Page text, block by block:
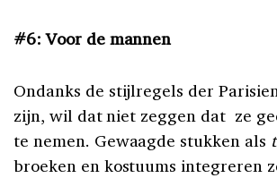
#6: Voor de mannen
Ondanks de stijlregels der
zijn, wil dat niet zeggen dat ze
te nemen. Gewaagde stukken als
broeken en kostuums integreren